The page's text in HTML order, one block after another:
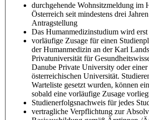
durchgehende Wohnsitzmeldung im
Österreich seit mindestens drei
Antragstellung
Das Humanmedizinstudium wird erst
vorläufige Zusage für einen
der Humanmedizin an der Karl
Privatuniversität für
Danube Private University oder
österreichischen Universität.
Warteliste gesetzt wurden, können
sobald eine vorläufige Zusage
Studienerfolgsnachweis für jedes
vertragliche Verpflichtung zur